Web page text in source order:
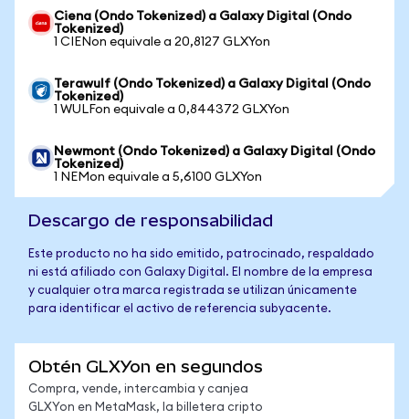
Ciena (Ondo Tokenized) a Galaxy Digital (Ondo
Tokenized)
1 CIENon equivale a 20,8127 GLXYon
Terawulf (Ondo Tokenized) a Galaxy Digital (Ondo
Tokenized)
1 WULFon equivale a 0,844372 GLXYon
Newmont (Ondo Tokenized) a Galaxy Digital (Ondo
Tokenized)
1 NEMon equivale a 5,6100 GLXYon
Descargo de responsabilidad
Este producto no ha sido emitido, patrocinado, respaldado
ni está afiliado con Galaxy Digital. El nombre de la empresa
y cualquier otra marca registrada se utilizan únicamente
para identificar el activo de referencia subyacente.
Obtén GLXYon en segundos
Compra, vende, intercambia y canjea
GLXYon en MetaMask, la billetera cripto